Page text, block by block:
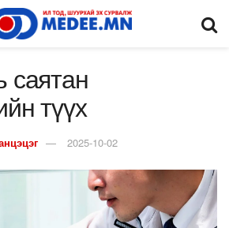
саятан
түүх
2025-10-02